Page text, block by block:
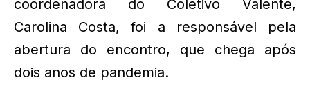
coordenadora do Coletivo Valente,
Carolina Costa, foi a responsável pela
abertura do encontro, que chega após
dois anos de pandemia.